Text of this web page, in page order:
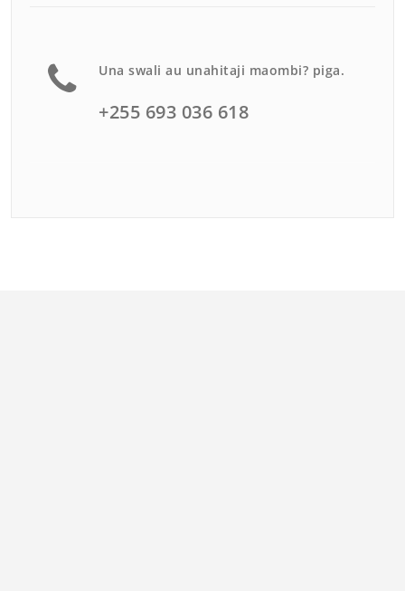
Una swali au unahitaji maombi? piga.
+255 693 036 618